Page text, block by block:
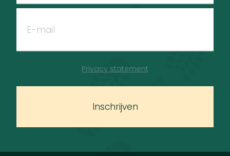
Inschrijven
Privacy statement